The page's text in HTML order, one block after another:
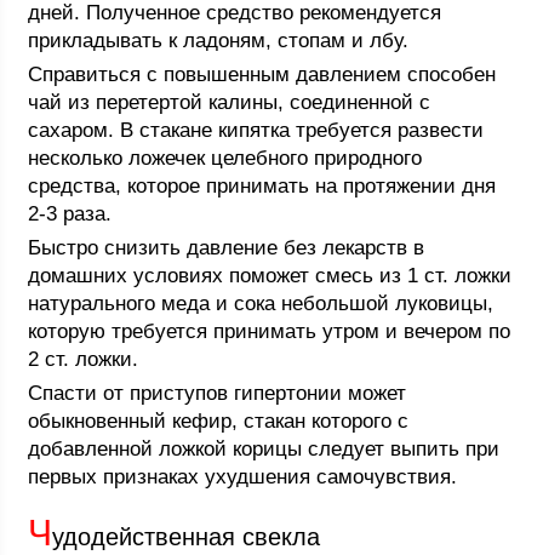
дней. Полученное средство рекомендуется
прикладывать к ладоням, стопам и лбу.
Справиться с повышенным давлением способен
чай из перетертой калины, соединенной с
сахаром. В стакане кипятка требуется развести
несколько ложечек целебного природного
средства, которое принимать на протяжении дня
2-3 раза.
Быстро снизить давление без лекарств в
домашних условиях поможет смесь из 1 ст. ложки
натурального меда и сока небольшой луковицы,
которую требуется принимать утром и вечером по
2 ст. ложки.
Спасти от приступов гипертонии может
обыкновенный кефир, стакан которого с
добавленной ложкой корицы следует выпить при
первых признаках ухудшения самочувствия.
Чудодейственная свекла